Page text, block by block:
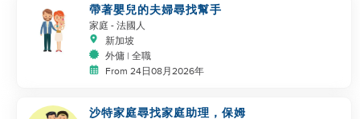
帶著嬰兒的夫婦尋找幫手
家庭 - 法國人
新加坡
外傭 | 全職
From 24日08月2026年
沙特家庭尋找家庭助理，保姆